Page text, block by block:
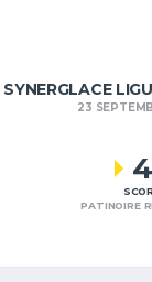
SYNERGLACE
23
4
PATINOIRE